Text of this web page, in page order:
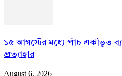
১৫ আগস্টের মধ্যে পাঁচ একীভূত
প্রত্যাহার
August 6, 2026